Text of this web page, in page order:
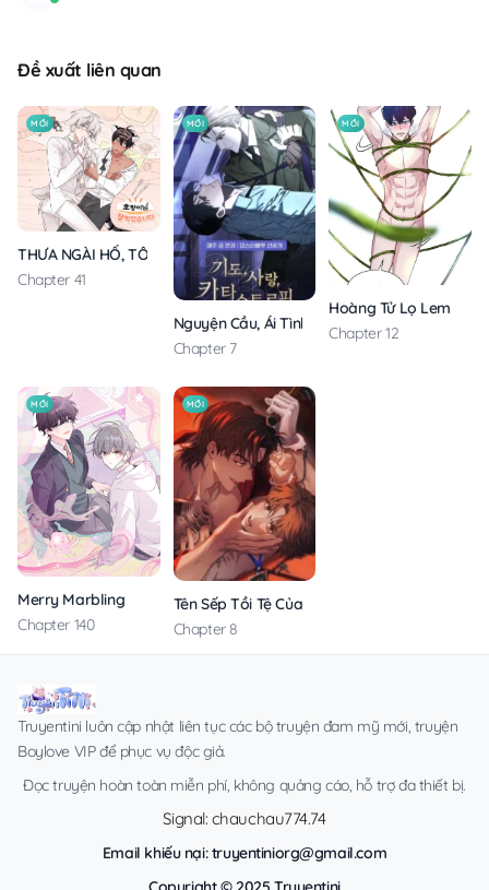
Đề xuất liên quan
MỚI
THƯA NGÀI HỔ, TÔI ĐÃ ĂN RẤT NGON MIỆNG
Chapter 41
MỚI
Nguyện Cầu, Ái Tình, Tai Ương
Chapter 7
MỚI
Hoàng Tử Lọ Lem
Chapter 12
MỚI
Merry Marbling
Chapter 140
MỚI
Tên Sếp Tồi Tệ Của Tôi
Chapter 8
Truyentini luôn cập nhật liên tục các bộ truyện đam mỹ mới, truyện
Boylove VIP để phục vụ độc giả.
Đọc truyện hoàn toàn miễn phí, không quảng cáo, hỗ trợ đa thiết bị.
Signal: chauchau774.74
Email khiếu nại:truyentiniorg@gmail.com